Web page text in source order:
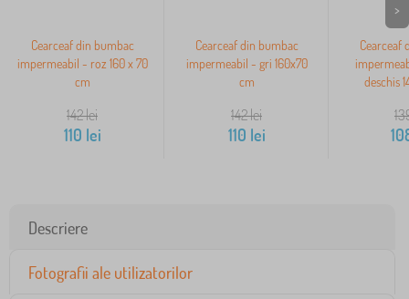
Cearceaf din bumbac
impermeabil - roz 160 x 70
cm
142lei
110 lei
Cearceaf din bumbac
impermeabil - gri 160x70
cm
142lei
110 lei
Cearceaf
deschis
>
Descriere
Fotografii ale utilizatorilor